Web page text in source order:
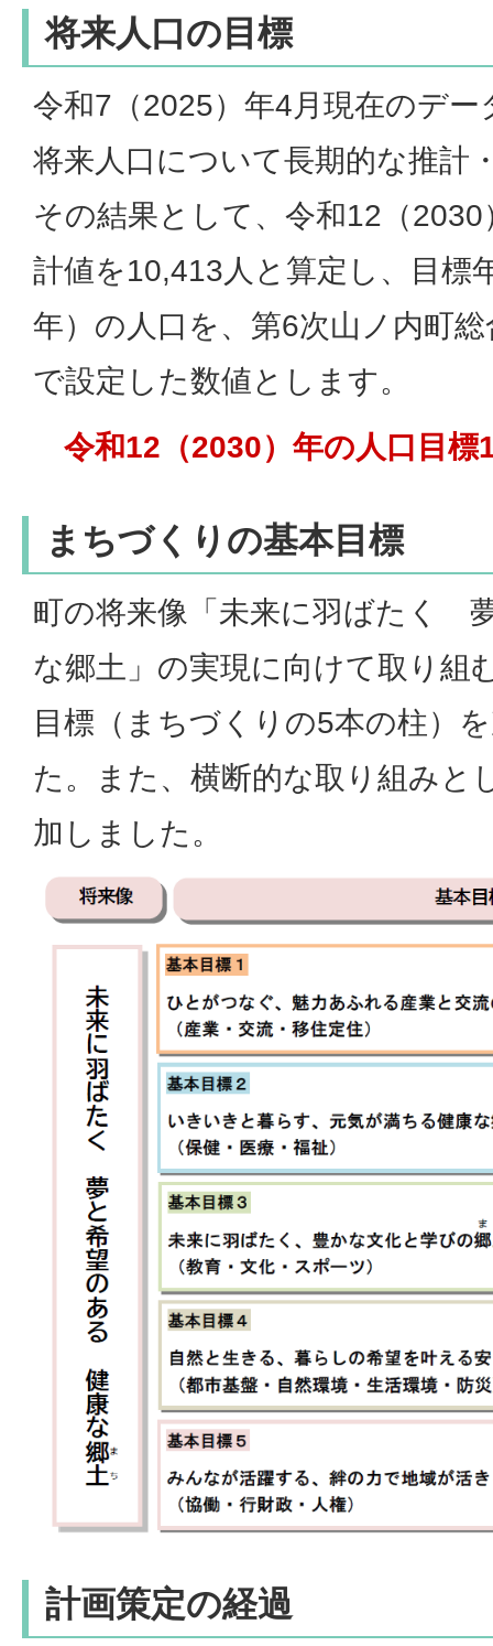
将来人口の目標
令和7（2025）年4月現在のデ
将来人口について長期的な推計
その結果として、令和12（
計値を10,413人と算定し、目標
年）の人口を、第6次山ノ内町
で設定した数値とします。
令和12（2030）年の人口目標
まちづくりの基本目標
町の将来像「未来に羽ばたく
な郷土」の実現に向けて取り組
目標（まちづくりの5本の柱）
た。また、横断的な取り組みと
加しました。
計画策定の経過